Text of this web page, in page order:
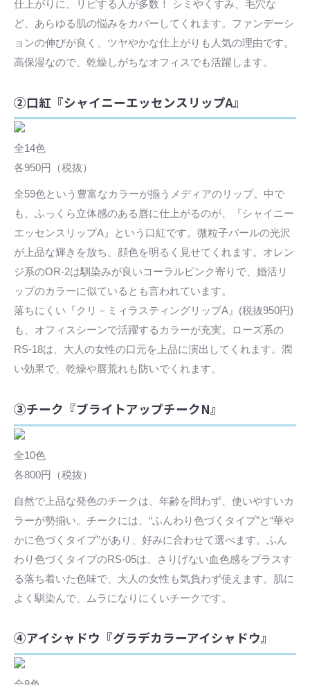
仕上がりに、リピする人が多数！ シミやくすみ、毛穴な
ど、あらゆる肌の悩みをカバーしてくれます。ファンデーシ
ョンの伸びが良く、ツヤやかな仕上がりも人気の理由です。
高保湿なので、乾燥しがちなオフィスでも活躍します。
②口紅『シャイニーエッセンスリップA』
全14色
各950円（税抜）
全59色という豊富なカラーが揃うメディアのリップ。中で
も、ふっくら立体感のある唇に仕上がるのが、『シャイニー
エッセンスリップA』という口紅です。微粒子パールの光沢
が上品な輝きを放ち、顔色を明るく見せてくれます。オレン
ジ系のOR-2は馴染みが良いコーラルピンク寄りで、婚活リ
ップのカラーに似ているとも言われています。
落ちにくい『クリ－ミィラスティングリップA』(税抜950円)
も、オフィスシーンで活躍するカラーが充実。ローズ系の
RS-18は、大人の女性の口元を上品に演出してくれます。潤
い効果で、乾燥や唇荒れも防いでくれます。
③チーク『ブライトアップチークN』
全10色
各800円（税抜）
自然で上品な発色のチークは、年齢を問わず、使いやすいカ
ラーが勢揃い。チークには、“ふんわり色づくタイプ”と“華や
かに色づくタイプ”があり、好みに合わせて選べます。ふん
わり色づくタイプのRS-05は、さりげない血色感をプラスす
る落ち着いた色味で、大人の女性も気負わず使えます。肌に
よく馴染んで、ムラになりにくいチークです。
④アイシャドウ『グラデカラーアイシャドウ』